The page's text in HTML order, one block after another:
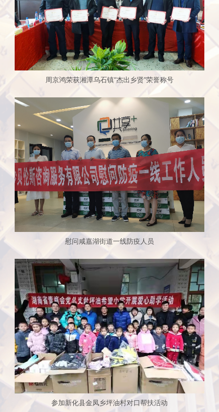
周京鸿荣获湘潭乌石镇“杰出乡贤”荣誉称号
慰问咸嘉湖街道一线防疫人员
参加新化县金凤乡坪油村对口帮扶活动